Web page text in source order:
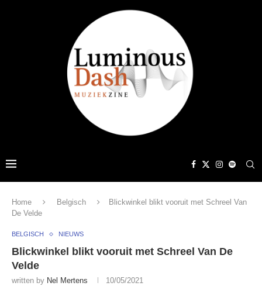
Home Belgisch
Blickwinkel blikt vooruit met Schreel Van
De Velde
BELGISCH NIEUWS
Blickwinkel blikt vooruit met Schreel Van De
Velde
written by Nel Mertens 10/05/2021